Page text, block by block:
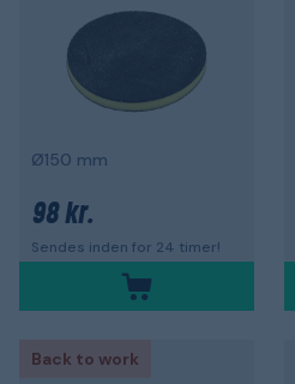
Ø150 mm
98 kr.
Sendes inden for 24 timer!
Back to work